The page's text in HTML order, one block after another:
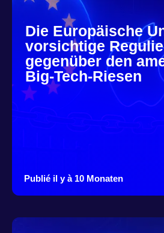
Die Europäische
vorsichtige
gegenüber den
Big-Tech-Riesen
Publié il y à 10 Monaten